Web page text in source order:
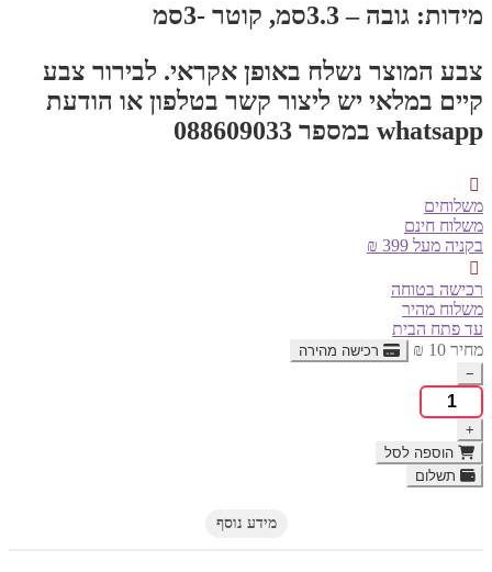
מידות: גובה – 3.3סמ, קוטר -3סמ
צבע המוצר נשלח באופן אקראי. לבירור צבע
קיים במלאי יש ליצור קשר בטלפון או הודעת
whatsapp במספר 088609033
משלוחים
משלוח חינם
בקניה מעל 399 ₪
רכישה בטוחה
משלוח מהיר
עד פתח הבית
מחיר
₪ 10
רכישה מהירה
−
כמות
של
קופסת
אחסון
squeeze
קטנה
+
הוספה לסל
תשלום
מידע נוסף